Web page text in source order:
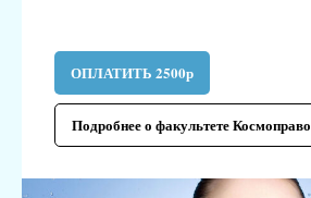
ОПЛАТИТЬ 2500р
Подробнее о факультете Космоправо